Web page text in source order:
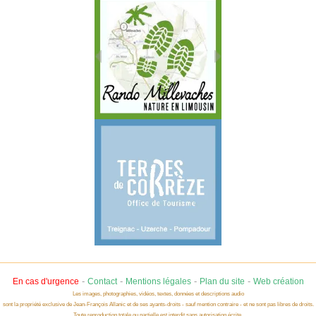
En cas d'urgence - Contact- Mentions légales- Plan du site - Web création
Les images, photographies, vidéos, textes, données et descriptions audio
sont la propriété exclusive de Jean-François Allanic et de ses ayants-droits - sauf mention contraire - et ne sont pas libres de droits.